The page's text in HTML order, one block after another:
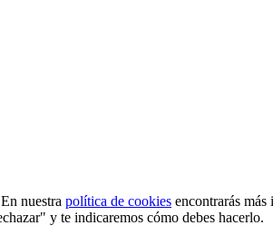
nuestra política de cookies encontrarás
y te indicaremos cómo debes hacerlo.